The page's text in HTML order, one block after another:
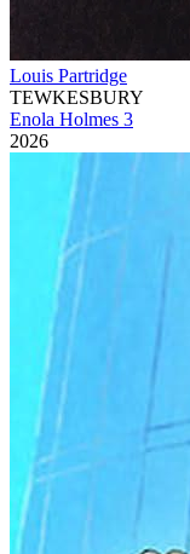
Louis Partridge
TEWKESBURY
Enola Holmes 3
2026